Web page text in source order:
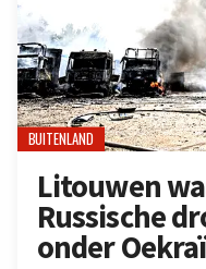
BUITENLAND
Litouwen
Russische
onder